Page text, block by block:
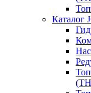
Каталог